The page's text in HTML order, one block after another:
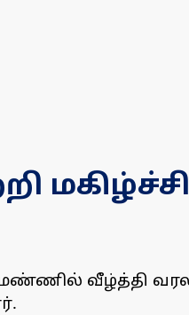
வீழ்த்தி